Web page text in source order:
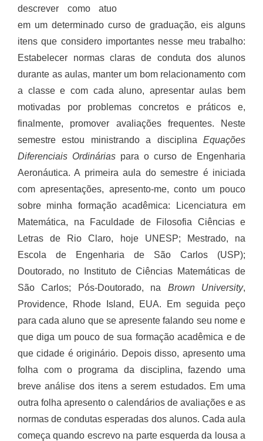
descrever como atuo
em um determinado curso de graduação, eis alguns
itens que considero importantes nesse meu trabalho:
Estabelecer normas claras de conduta dos alunos
durante as aulas, manter um bom relacionamento com
a classe e com cada aluno, apresentar aulas bem
motivadas por problemas concretos e práticos e,
finalmente, promover avaliações frequentes. Neste
semestre estou ministrando a disciplina Equações
Diferenciais Ordinárias para o curso de Engenharia
Aeronáutica. A primeira aula do semestre é iniciada
com apresentações, apresento-me, conto um pouco
sobre minha formação acadêmica: Licenciatura em
Matemática, na Faculdade de Filosofia Ciências e
Letras de Rio Claro, hoje UNESP; Mestrado, na
Escola de Engenharia de São Carlos (USP);
Doutorado, no Instituto de Ciências Matemáticas de
São Carlos; Pós-Doutorado, na Brown University,
Providence, Rhode Island, EUA. Em seguida peço
para cada aluno que se apresente falando seu nome e
que diga um pouco de sua formação acadêmica e de
que cidade é originário. Depois disso, apresento uma
folha com o programa da disciplina, fazendo uma
breve análise dos itens a serem estudados. Em uma
outra folha apresento o calendários de avaliações e as
normas de condutas esperadas dos alunos. Cada aula
começa quando escrevo na parte esquerda da lousa a